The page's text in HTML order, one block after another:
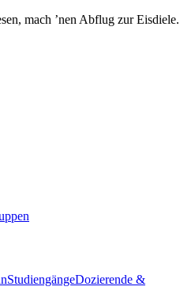
mach ’nen Abflug zur Eisdiele.
StudiengängeDozierende &